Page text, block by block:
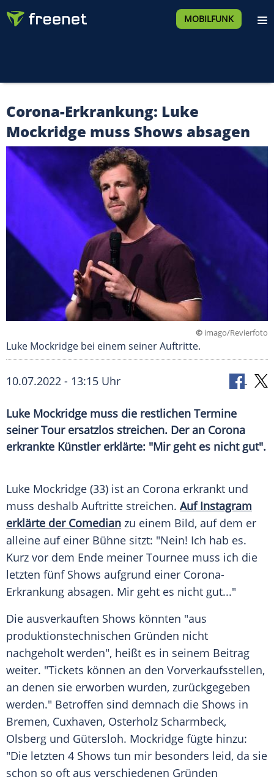
MOBILFUNK
Corona-Erkrankung: Luke
Mockridge muss Shows absagen
© imago/Revierfoto
Luke Mockridge bei einem seiner Auftritte.
10.07.2022 - 13:15 Uhr
Luke Mockridge muss die restlichen Termine
seiner Tour ersatzlos streichen. Der an Corona
erkrankte Künstler erklärte: "Mir geht es nicht gut".
Luke Mockridge (33) ist an Corona erkrankt und
muss deshalb Auftritte streichen. AufInstagram
erklärte der Comedian zu einem Bild, auf dem er
alleine auf einer Bühne sitzt: "Nein! Ich hab es.
Kurz vor dem Ende meiner Tournee muss ich die
letzten fünf Shows aufgrund einer Corona-
Erkrankung absagen. Mir geht es nicht gut..."
Die ausverkauften Shows könnten "aus
produktionstechnischen Gründen nicht
nachgeholt werden", heißt es in seinem Beitrag
weiter. "Tickets können an den Vorverkaufsstellen,
an denen sie erworben wurden, zurückgegeben
werden." Betroffen sind demnach die Shows in
Bremen, Cuxhaven, Osterholz Scharmbeck,
Olsberg und Gütersloh. Mockridge fügte hinzu:
"Die letzten 4 Shows tun mir besonders leid, da sie
schon so oft aus verschiedenen Gründen